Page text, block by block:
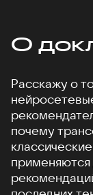
О
Расскажу о
почему
применяются